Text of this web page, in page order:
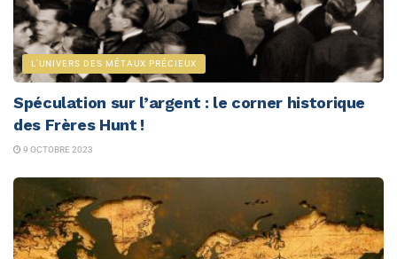
L'UNIVERS DES MÉTAUX PRÉCIEUX
Spéculation sur l’argent : le corner historique
des Frères Hunt !
9 OCTOBRE 2023